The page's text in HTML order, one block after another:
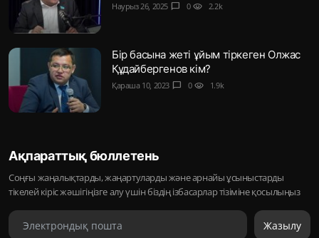
Наурыз 26, 2025 chat_bubble 0 visibility 2.2k
Бір басына жеті ұйым тіркеген Олжас
Құдайбергенов кім?
Қараша 10, 2023 chat_bubble 0 visibility 1.9k
Ақпараттық бюллетень
Соңғы жаңалықтарды, жаңартуларды және арнайы ұсыныстарды
тікелей кіріс жәшігіңізге алу үшін біздің ізбасарлар тізіміне қосылыңыз
Жазылу